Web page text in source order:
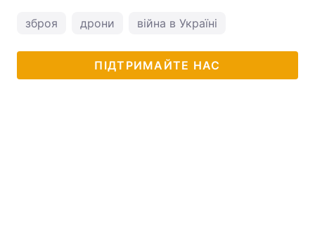
зброя дрони війна в Україні
ПІДТРИМАЙТЕ НАС